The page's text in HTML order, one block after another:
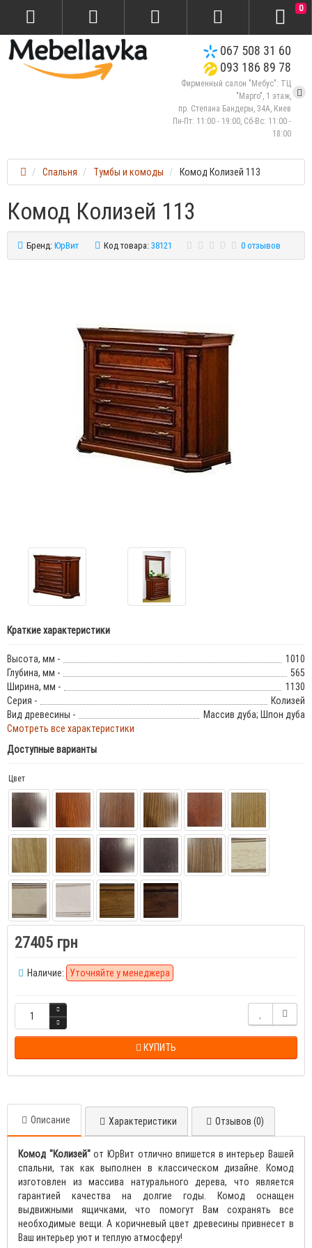
067 508 31 60
093 186 89 78
Фирменный салон "Мебус": ТЦ
"Марго", 1 этаж,
пр. Степана Бандеры, 34А, Киев
Пн-Пт: 11:00 - 19:00, Сб-Вс: 11:00 -
18:00
0
Спальня Тумбы и комоды Комод Колизей 113
Комод Колизей 113
Бренд:ЮрВит Код товара:38121 0 отзывов
Краткие характеристики
Высота, мм -
1010
Глубина, мм -
565
Ширина, мм -
1130
Серия -
Колизей
Вид древесины -
Массив дуба; Шпон дуба
Смотреть все характеристики
Доступные варианты
Цвет
27405 грн
Наличие: Уточняйте у менеджера
КУПИТЬ
Описание Характеристики Отзывов (0)
Комод "Колизей"от ЮрВит отлично впишется в интерьер Вашей
спальни, так как выполнен в классическом дизайне. Комод
изготовлен из массива натурального дерева, что является
гарантией качества на долгие годы. Комод оснащен
выдвижными ящичками, что помогут Вам сохранять все
необходимые вещи. А коричневый цвет древесины привнесет в
Ваш интерьер уют и теплую атмосферу!